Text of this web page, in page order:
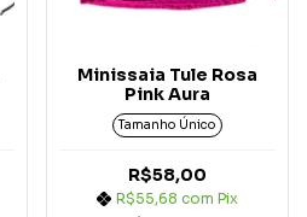
Minissaia Tule Rosa
Pink Aura
Tamanho Único
R$58,00
R$55,68 com Pix